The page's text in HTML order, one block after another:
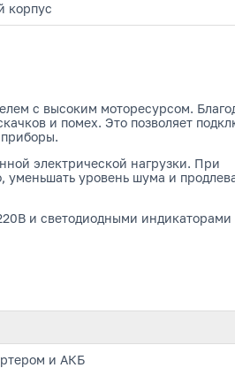
корпус
с высоким моторесурсом.
и помех. Это позволяет
электрической нагрузки. При
уменьшать уровень шума и
и светодиодными индикаторами
и АКБ